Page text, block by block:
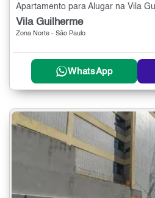
Vila Guilherme
Zona Norte - São Paulo
WhatsApp